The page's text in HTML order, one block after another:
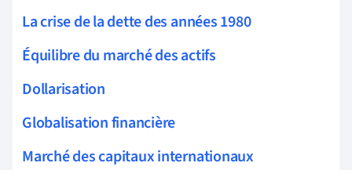
La crise de la dette des années 1980
Équilibre du marché des actifs
Dollarisation
Globalisation financière
Marché des capitaux internationaux